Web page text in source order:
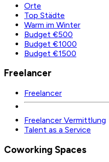
Orte
Top Städte
Warm im Winter
Budget €500
Budget €1000
Budget €1500
Freelancer
Freelancer
Freelancer Vermittlung
Talent as a Service
Coworking Spaces